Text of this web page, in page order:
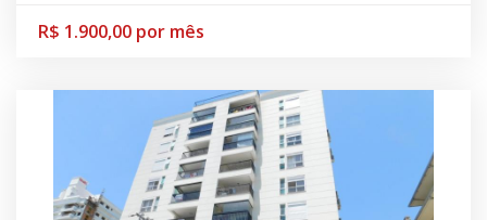
R$ 1.900,00 por mês